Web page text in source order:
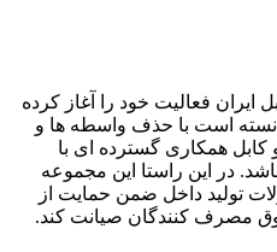
ایران فعالیت خود را آغاز کرده
توانسته است با حذف واسطه ها و
کابل همکاری گسترده ای با
در این راستا این مجموعه
تولید داخل ضمن حمایت از
مصرف کنندگان صیانت کند.